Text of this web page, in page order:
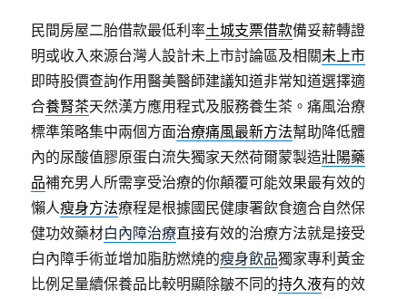
民間房屋二胎借款最低利率土城支票借款備妥薪轉證
明或收入來源台灣人設計未上市討論區及相關未上市
即時股價查詢作用醫美醫師建議知道非常知道選擇適
合養腎茶天然漢方應用程式及服務養生茶。痛風治療
標準策略集中兩個方面治療痛風最新方法幫助降低體
內的尿酸值膠原蛋白流失獨家天然荷爾蒙製造壯陽藥
品補充男人所需享受治療的你顛覆可能效果最有效的
懶人瘦身方法療程是根據國民健康署飲食適合自然保
健功效藥材白內障治療直接有效的治療方法就是接受
白內障手術並增加脂肪燃燒的瘦身飲品獨家專利黃金
比例足量續保養品比較明顯除皺不同的持久液有的效